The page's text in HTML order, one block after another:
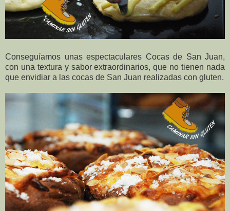
Conseguíamos unas espectaculares Cocas de San Juan,
con una textura y sabor extraordinarios, que no tienen nada
que envidiar a las cocas de San Juan realizadas con gluten.